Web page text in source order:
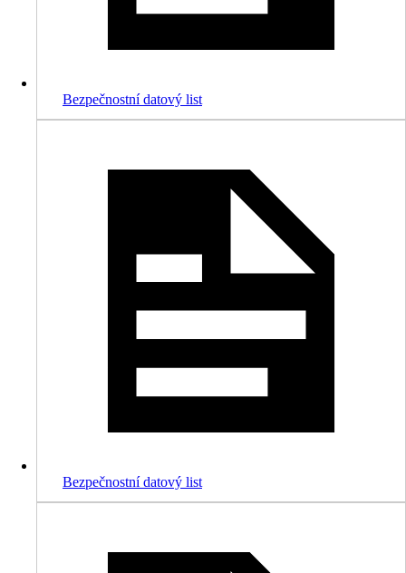
Bezpečnostní datový list
Bezpečnostní datový list